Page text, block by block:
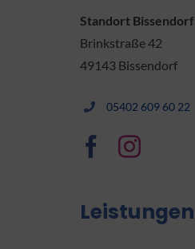
Standort Bissendorf
Brinkstraße 42
49143 Bissendorf
05402 609 60 22
Leistungen